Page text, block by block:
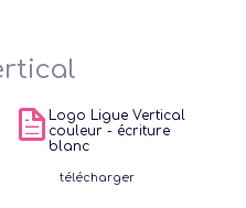
Logo Ligue Vertical
couleur - écriture
blanc
télécharger